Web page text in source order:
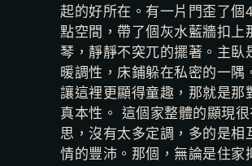
起的好所在。有一片門歪了個
點空間，帶了個灰水藍牆扣上
琴，靜靜不突兀的擺著。主臥
暖調性，床鋪躲在私密的一隅
讓這裡更顯得童趣，那就是那
真本性。 這個家整體的顯現很
思，沒有太多定調，多的是相
情的豐沛。那個，無論是住家